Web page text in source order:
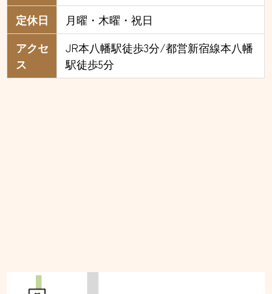
定休日
月曜・木曜・祝日
アクセ
ス
JR本八幡駅徒歩3分/都営新宿線本八幡
駅徒歩5分